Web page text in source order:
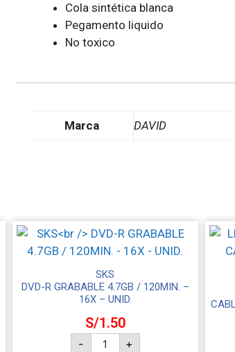
Cola sintética blanca
Pegamento liquido
No toxico
Marca DAVID
SKS
DVD-R GRABABLE 4.7GB / 120MIN. –
16X – UNID.
S/1.50
- +